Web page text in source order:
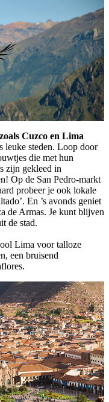
Cuzco en Lima
leuke steden. Loop door
die met hun
zijn gekleed in
Op de San Pedro-markt
probeer je ook lokale
En ’s avonds geniet
de Armas. Je kunt blijven
de stad.
Lima voor talloze
een bruisend